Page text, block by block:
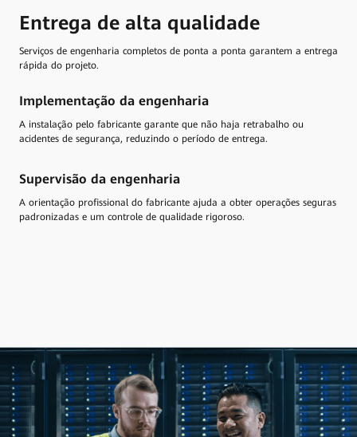
Entrega de alta qualidade
Serviços de engenharia completos de ponta a ponta garantem a entrega
rápida do projeto.
Implementação da engenharia
A instalação pelo fabricante garante que não haja retrabalho ou
acidentes de segurança, reduzindo o período de entrega.
Supervisão da engenharia
A orientação profissional do fabricante ajuda a obter operações seguras
padronizadas e um controle de qualidade rigoroso.